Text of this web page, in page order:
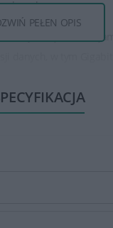
danych.
danych,
jak
stanu
PEŁEN OPIS